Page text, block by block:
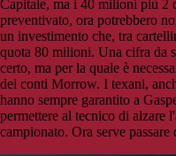
Capitale, ma i 40 milioni più 2
preventivato, ora potrebbero
un investimento che, tra
quota 80 milioni. Una cifra da
certo, ma per la quale è
dei conti Morrow. I texani,
hanno sempre garantito a
permettere al tecnico di alzare
campionato. Ora serve